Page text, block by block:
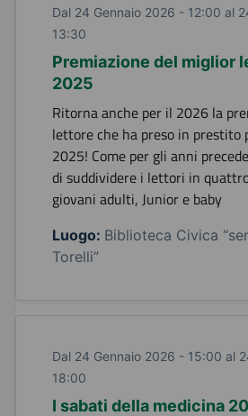
Dal 24 Gennaio 2026 - 12:00 al
13:30
Premiazione del miglior
2025
Ritorna anche per il 2026 la
lettore che ha preso in prestito
2025! Come per gli anni
di suddividere i lettori in
giovani adulti, Junior e baby
Luogo: Biblioteca Civica
Torelli”
Dal 24 Gennaio 2026 - 15:00 al
18:00
I sabati della medicina